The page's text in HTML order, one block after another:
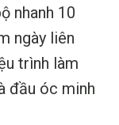
nhanh 10
ngày liên
trình làm
đầu óc minh